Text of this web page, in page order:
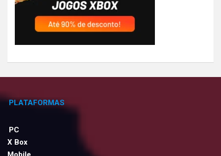
PLATAFORMAS
PC
X Box